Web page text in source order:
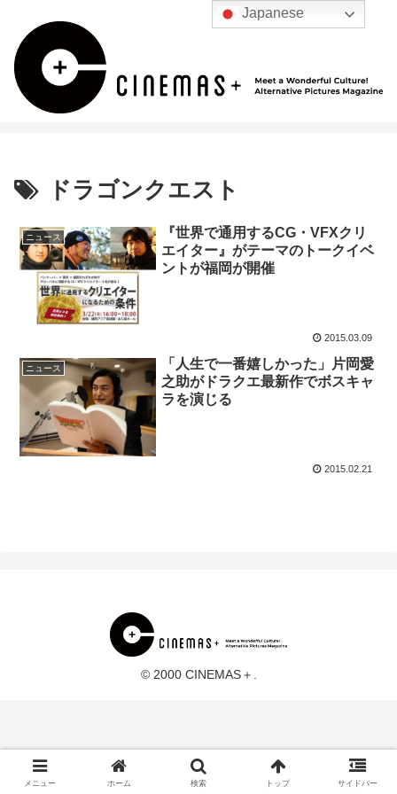
ドラゴンクエスト
ニュース
『世界で通用するCG・VFXクリ
エイター』がテーマのトークイベ
ントが福岡が開催
2015.03.09
ニュース
「人生で一番嬉しかった」片岡愛
之助がドラクエ最新作でボスキャ
ラを演じる
2015.02.21
© 2000 CINEMAS＋.
メニュー ホーム 検索 トップ サイドバー
Japanese